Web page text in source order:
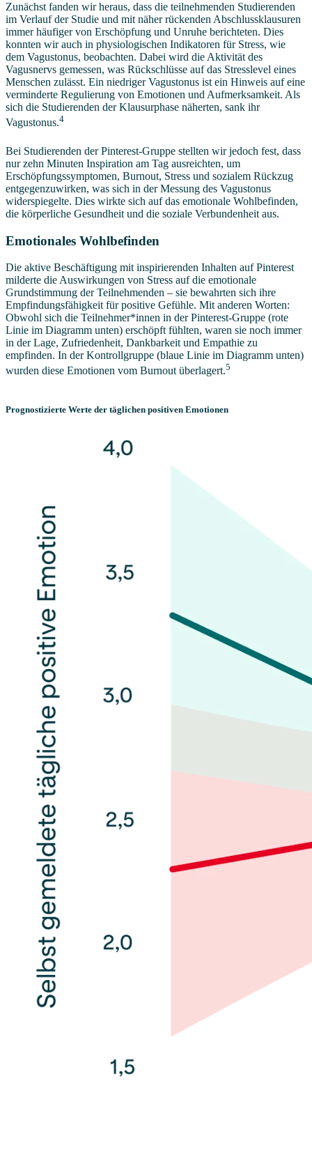
Zunächst fanden wir heraus, dass die teilnehmenden Studierenden
im Verlauf der Studie und mit näher rückenden Abschlussklausuren
immer häufiger von Erschöpfung und Unruhe berichteten. Dies
konnten wir auch in physiologischen Indikatoren für Stress, wie
dem Vagustonus, beobachten. Dabei wird die Aktivität des
Vagusnervs gemessen, was Rückschlüsse auf das Stresslevel eines
Menschen zulässt. Ein niedriger Vagustonus ist ein Hinweis auf eine
verminderte Regulierung von Emotionen und Aufmerksamkeit. Als
sich die Studierenden der Klausurphase näherten, sank ihr
Vagustonus.4
Bei Studierenden der Pinterest-Gruppe stellten wir jedoch fest, dass
nur zehn Minuten Inspiration am Tag ausreichten, um
Erschöpfungssymptomen, Burnout, Stress und sozialem Rückzug
entgegenzuwirken, was sich in der Messung des Vagustonus
widerspiegelte. Dies wirkte sich auf das emotionale Wohlbefinden,
die körperliche Gesundheit und die soziale Verbundenheit aus.
Emotionales Wohlbefinden
Die aktive Beschäftigung mit inspirierenden Inhalten auf Pinterest
milderte die Auswirkungen von Stress auf die emotionale
Grundstimmung der Teilnehmenden – sie bewahrten sich ihre
Empfindungsfähigkeit für positive Gefühle. Mit anderen Worten:
Obwohl sich die Teilnehmer*innen in der Pinterest-Gruppe (rote
Linie im Diagramm unten) erschöpft fühlten, waren sie noch immer
in der Lage, Zufriedenheit, Dankbarkeit und Empathie zu
empfinden. In der Kontrollgruppe (blaue Linie im Diagramm unten)
wurden diese Emotionen vom Burnout überlagert.5
Prognostizierte Werte der täglichen positiven Emotionen